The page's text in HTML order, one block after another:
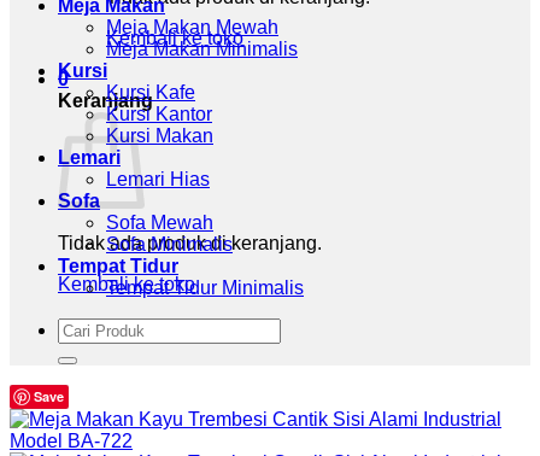
Kembali ke toko
0
Keranjang
Tidak ada produk di keranjang.
Kembali ke toko
Meja Makan
Meja Makan Mewah
Meja Makan Minimalis
Kursi
Kursi Kafe
Kursi Kantor
Kursi Makan
Lemari
Lemari Hias
Sofa
Sofa Mewah
Sofa Minimalis
Tempat Tidur
Tempat Tidur Minimalis
Pencarian
untuk:
Save